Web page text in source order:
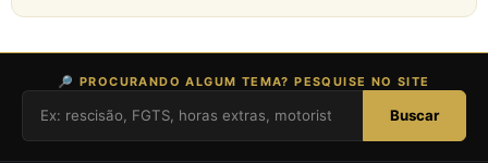
🔎 PROCURANDO ALGUM TEMA? PESQUISE NO SITE
Buscar